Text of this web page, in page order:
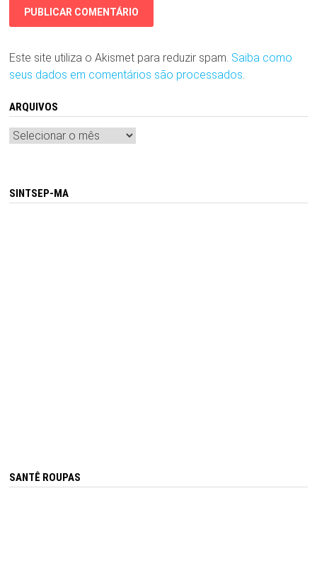
Este site utiliza o Akismet para reduzir spam. Saiba como
seus dados em comentários são processados
ARQUIVOS
Arquivos
SINTSEP-MA
SANTÊ ROUPAS